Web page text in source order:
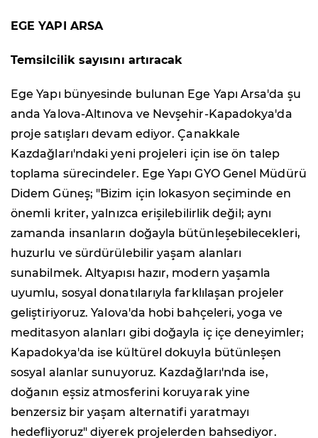
EGE YAPI ARSA
Temsilcilik sayısını artıracak
Ege Yapı bünyesinde bulunan Ege Yapı Arsa'da şu
anda Yalova-Altınova ve Nevşehir-Kapadokya'da
proje satışları devam ediyor. Çanakkale
Kazdağları'ndaki yeni projeleri için ise ön talep
toplama sürecindeler. Ege Yapı GYO Genel Müdürü
Didem Güneş; "Bizim için lokasyon seçiminde en
önemli kriter, yalnızca erişilebilirlik değil; aynı
zamanda insanların doğayla bütünleşebilecekleri,
huzurlu ve sürdürülebilir yaşam alanları
sunabilmek. Altyapısı hazır, modern yaşamla
uyumlu, sosyal donatılarıyla farklılaşan projeler
geliştiriyoruz. Yalova'da hobi bahçeleri, yoga ve
meditasyon alanları gibi doğayla iç içe deneyimler;
Kapadokya'da ise kültürel dokuyla bütünleşen
sosyal alanlar sunuyoruz. Kazdağları'nda ise,
doğanın eşsiz atmosferini koruyarak yine
benzersiz bir yaşam alternatifi yaratmayı
hedefliyoruz" diyerek projelerden bahsediyor.